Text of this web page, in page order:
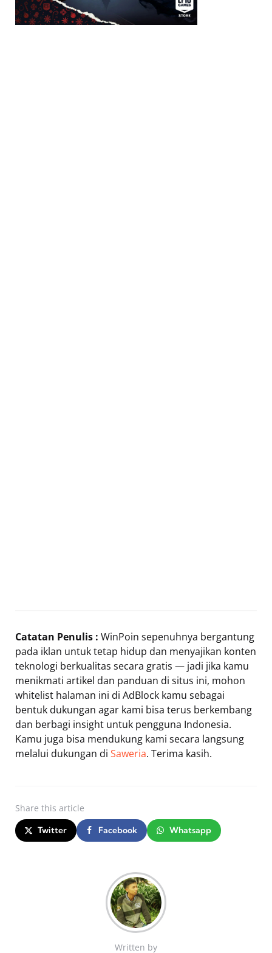
Catatan Penulis : WinPoin sepenuhnya bergantung
pada iklan untuk tetap hidup dan menyajikan konten
teknologi berkualitas secara gratis — jadi jika kamu
menikmati artikel dan panduan di situs ini, mohon
whitelist halaman ini di AdBlock kamu sebagai
bentuk dukungan agar kami bisa terus berkembang
dan berbagi insight untuk pengguna Indonesia.
Kamu juga bisa mendukung kami secara langsung
melalui dukungan di Saweria. Terima kasih.
Share this article
Twitter Facebook Whatsapp
Written by